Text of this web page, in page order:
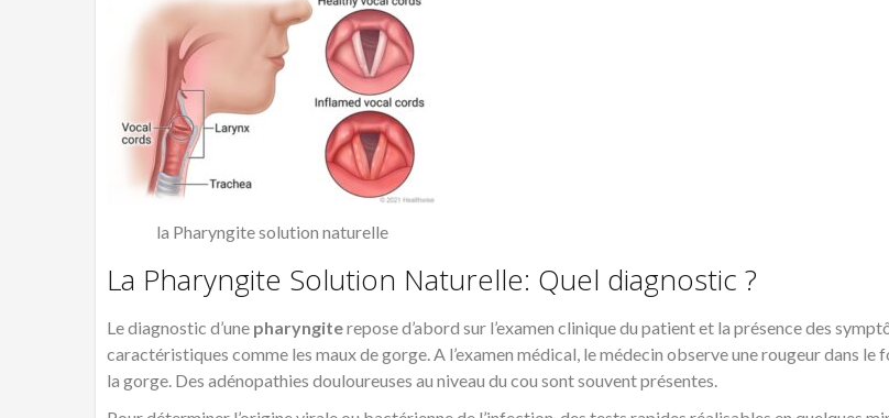
la Pharyngite solution naturelle
La Pharyngite Solution Naturelle: Quel diagnostic ?
Le diagnostic d’une pharyngiterepose d’abord sur l’examen clinique du patient et la présence des
caractéristiques comme les maux de gorge. A l’examen médical, le médecin observe une rougeur dans le
la gorge. Des adénopathies douloureuses au niveau du cou sont souvent présentes.